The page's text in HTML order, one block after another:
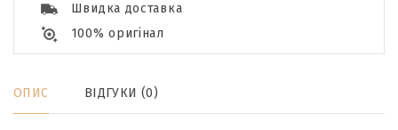
Швидка доставка
100% оригінал
ОПИС ВІДГУКИ (0)